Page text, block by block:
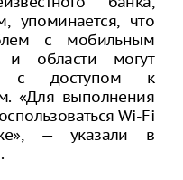
упоминается, что
с мобильным
области могут
с доступом к
«Для выполнения
Wi-Fi
— указали в